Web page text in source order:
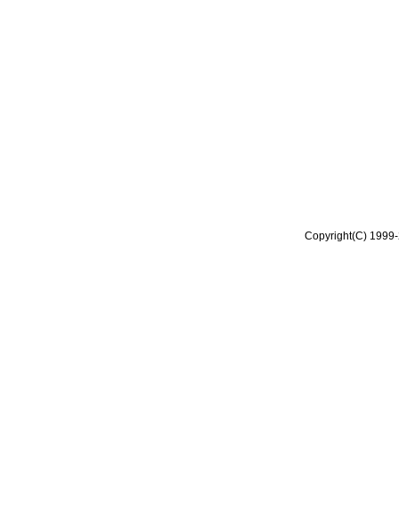
Copyright(C)